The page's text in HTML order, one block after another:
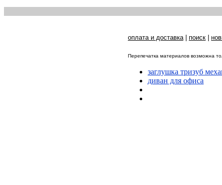
оплата и доставка| поиск
Перепечатка материалов возможна
заглушка тризуб
диван для офиса